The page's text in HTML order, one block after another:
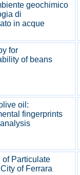
geochimico
di
in acque
for
of beans
oil:
fingerprints
Particulate
of Ferrara